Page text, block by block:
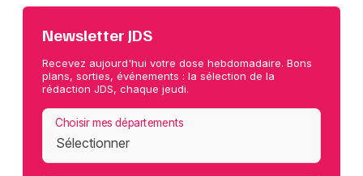
Newsletter JDS
Recevez aujourd'hui votre dose hebdomadaire. Bons
plans, sorties, événements : la sélection de la
rédaction JDS, chaque jeudi.
Choisir mes départements